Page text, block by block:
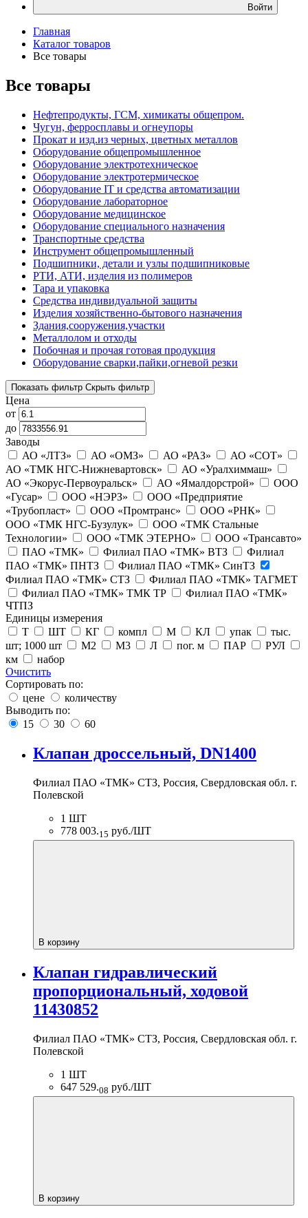
Войти
Главная
Каталог товаров
Все товары
Все товары
Нефтепродукты, ГСМ, химикаты общепром.
Чугун, ферросплавы и огнеупоры
Прокат и изд.из черных, цветных металлов
Оборудование общепромышленное
Оборудование электротехническое
Оборудование электротермическое
Оборудование IT и средства автоматизации
Оборудование лабораторное
Оборудование медицинское
Оборудование специального назначения
Транспортные средства
Инструмент общепромышленный
Подшипники, детали и узлы подшипниковые
РТИ, АТИ, изделия из полимеров
Тара и упаковка
Средства индивидуальной защиты
Изделия хозяйственно-бытового назначения
Здания,сооружения,участки
Металлолом и отходы
Побочная и прочая готовая продукция
Оборудование сварки,пайки,огневой резки
Показать фильтр Скрыть фильтр
Цена
от
до
Заводы
АО «ЛТЗ»
АО «ОМЗ» АО «РАЗ»
АО «СОТ»
АО «ТМК НГС-Нижневартовск»
АО «Уралхиммаш»
АО «Экорус-Первоуральск»
АО «Ямалдорстрой»
ООО
«Гусар»
ООО «НЭРЗ»
ООО «Предприятие
«Трубопласт»
ООО «Промтранс»
ООО «РНК»
ООО «ТМК НГС-Бузулук»
ООО «ТМК Стальные
Технологии»
ООО «ТМК ЭТЕРНО»
ООО «Трансавто»
ПАО «ТМК»
Филиал ПАО «ТМК» ВТЗ
Филиал
ПАО «ТМК» ПНТЗ
Филиал ПАО «ТМК» СинТЗ
Филиал ПАО «ТМК» СТЗ
Филиал ПАО «ТМК» ТАГМЕТ
Филиал ПАО «ТМК» ТМК ТР
Филиал ПАО «ТМК»
ЧТПЗ
Единицы измерения
Т
ШТ КГ компл М КЛ упак
тыс.
шт; 1000 шт
М2 М3 Л пог. м ПАР
РУЛ
км
набор
Очистить
Сортировать по:
цене
количеству
Выводить по:
15
30 60
Клапан дроссельный, DN1400
Филиал ПАО «ТМК» СТЗ, Россия, Свердловская обл. г.
Полевской
1 ШТ
778 003.15 руб./ШТ
В корзину
Клапан гидравлический
пропорциональный, ходовой
11430852
Филиал ПАО «ТМК» СТЗ, Россия, Свердловская обл. г.
Полевской
1 ШТ
647 529.08 руб./ШТ
В корзину